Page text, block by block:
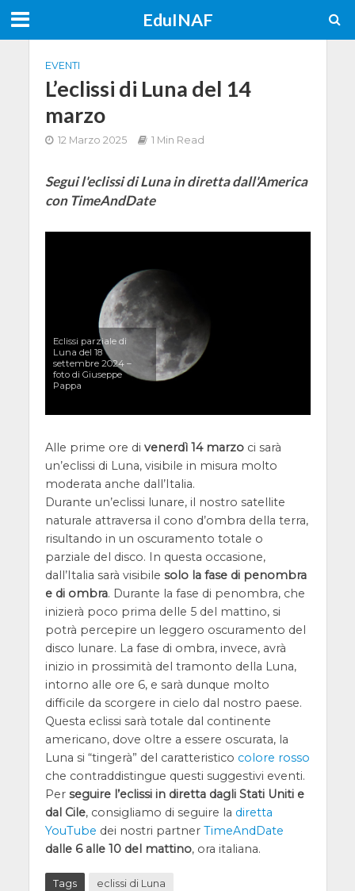
EduINAF
EVENTI
L’eclissi di Luna del 14
marzo
12 Marzo 2025 1 Min Read
Segui l'eclissi di Luna in diretta dall'America
con TimeAndDate
Eclissi parziale di
Luna del 18
settembre 2024 –
foto di Giuseppe
Pappa
Alle prime ore di venerdì 14 marzoci sarà
un’eclissi di Luna, visibile in misura molto
moderata anche dall’Italia.
Durante un’eclissi lunare, il nostro satellite
naturale attraversa il cono d’ombra della terra,
risultando in un oscuramento totale o
parziale del disco. In questa occasione,
dall’Italia sarà visibile solo la fase di penombra
e di ombra. Durante la fase di penombra, che
inizierà poco prima delle 5 del mattino, si
potrà percepire un leggero oscuramento del
disco lunare. La fase di ombra, invece, avrà
inizio in prossimità del tramonto della Luna,
intorno alle ore 6, e sarà dunque molto
difficile da scorgere in cielo dal nostro paese.
Questa eclissi sarà totale dal continente
americano, dove oltre a essere oscurata, la
Luna si “tingerà” del caratteristico colore rosso
che contraddistingue questi suggestivi eventi.
Per seguire l’eclissi in diretta dagli Stati Uniti e
dal Cile, consigliamo di seguire la diretta
YouTube dei nostri partner TimeAndDate
dalle 6 alle 10 del mattino, ora italiana.
Tags eclissi di Luna